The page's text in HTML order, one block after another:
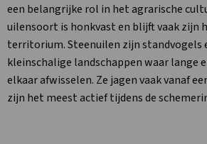
een belangrijke rol in het agrarische
uilensoort is honkvast en blijft vaak zijn
territorium. Steenuilen zijn standvogels
kleinschalige landschappen waar lange
elkaar afwisselen. Ze jagen vaak vanaf
zijn het meest actief tijdens de